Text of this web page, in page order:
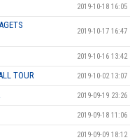
2019-10-18 16:05
2019-10-17 16:47
2019-10-16 13:42
TOUR 2019-10-02 13:07
2019-09-19 23:26
2019-09-18 11:06
2019-09-09 18:12